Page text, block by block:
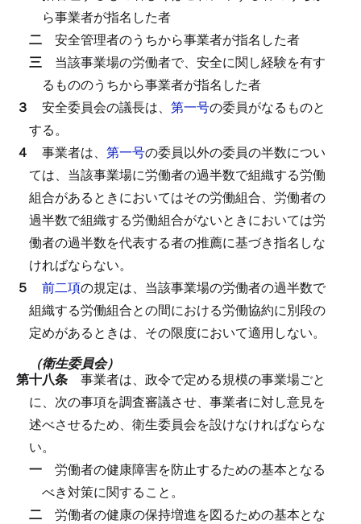
ら事業者が指名した者
二 安全管理者のうちから事業者が指名した者
三 当該事業場の労働者で、安全に関し経験を有す
るもののうちから事業者が指名した者
３ 安全委員会の議長は、 第一号の委員がなるものと
する。
４ 事業者は、 第一号の委員以外の委員の半数につい
ては、当該事業場に労働者の過半数で組織する労働
組合があるときにおいてはその労働組合、労働者の
過半数で組織する労働組合がないときにおいては労
働者の過半数を代表する者の推薦に基づき指名しな
ければならない。
５ 前二項の規定は、当該事業場の労働者の過半数で
組織する労働組合との間における労働協約に別段の
定めがあるときは、その限度において適用しない。
（衛生委員会）
第十八条 事業者は、政令で定める規模の事業場ごと
に、次の事項を調査審議させ、事業者に対し意見を
述べさせるため、衛生委員会を設けなければならな
い。
一 労働者の健康障害を防止するための基本となる
べき対策に関すること。
二 労働者の健康の保持増進を図るための基本とな